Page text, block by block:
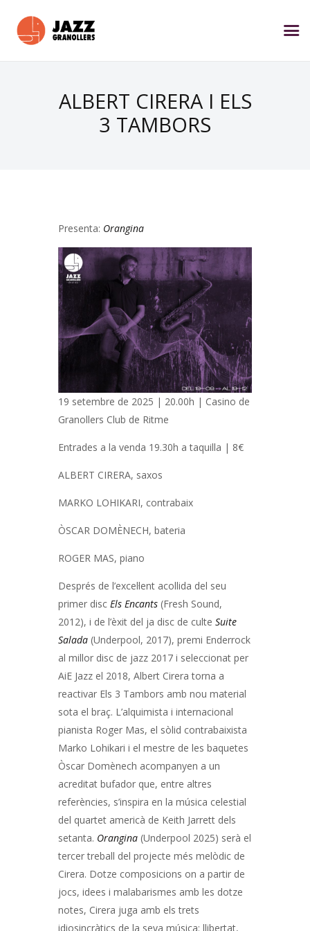
ALBERT CIRERA I ELS
3 TAMBORS
Presenta: Orangina
19 setembre de 2025 | 20.00h | Casino de
Granollers Club de Ritme
Entrades a la venda 19.30h a taquilla | 8€
ALBERT CIRERA, saxos
MARKO LOHIKARI, contrabaix
ÒSCAR DOMÈNECH, bateria
ROGER MAS, piano
Després de l’excel·lent acollida del seu
primer disc Els Encants (Fresh Sound,
2012), i de l’èxit del ja disc de culte Suite
Salada (Underpool, 2017), premi Enderrock
al millor disc de jazz 2017 i seleccionat per
AiE Jazz el 2018, Albert Cirera torna a
reactivar Els 3 Tambors amb nou material
sota el braç. L’alquimista i internacional
pianista Roger Mas, el sòlid contrabaixista
Marko Lohikari i el mestre de les baquetes
Òscar Domènech acompanyen a un
acreditat bufador que, entre altres
referències, s’inspira en la música celestial
del quartet americà de Keith Jarrett dels
setanta. Orangina (Underpool 2025) serà el
tercer treball del projecte més melòdic de
Cirera. Dotze composicions on a partir de
jocs, idees i malabarismes amb les dotze
notes, Cirera juga amb els trets
idiosincràtics de la seva música: llibertat,